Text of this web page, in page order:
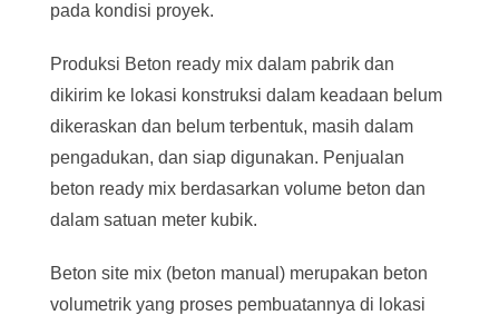
pada kondisi proyek.
Produksi Beton ready mix dalam pabrik dan
dikirim ke lokasi konstruksi dalam keadaan belum
dikeraskan dan belum terbentuk, masih dalam
pengadukan, dan siap digunakan. Penjualan
beton ready mix berdasarkan volume beton dan
dalam satuan meter kubik.
Beton site mix (beton manual) merupakan beton
volumetrik yang proses pembuatannya di lokasi